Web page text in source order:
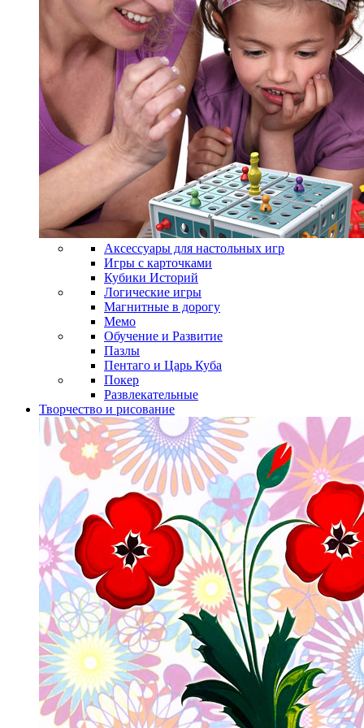
Аксессуары для настольных игр
Игры с карточками
Кубики Историй
Логические игры
Магнитные в дорогу
Мемо
Обучение и Развитие
Пазлы
Пентаго и Царь Куба
Покер
Развлекательные
Творчество и рисование